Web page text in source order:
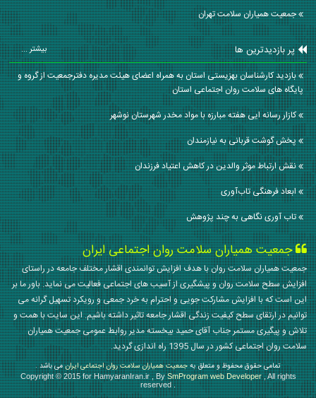
جمعیت همیاران سلامت تهران
پر بازدیدترین ها بیشتر ...
بازدید کارشناسان بهزیستی استان به همراه اعضای هیئت مدیره دفترجمعیت از گروه و
پایگاه های سلامت روان اجتماعی استان
کازار رسانه ایی هفته مبارزه با مواد مخدر شهرستان نوشهر
پخش گوشت قربانی به نیازمندان
نقش ارتباط موثر والدین در کاهش اعتیاد فرزندان
ابعاد فرهنگی تاب‌آوری
تاب آوری نگاهی به چند پژوهش
جمعیت همیاران سلامت روان اجتماعی ایران
جمعیت همیاران سلامت روان با هدف افزایش توانمندی اقشار مختلف جامعه در راستای
افزایش سطح سلامت روان و پیشگیری از آسیب های اجتماعی فعالیت می نماید. باور ما بر
این است که با افزایش مشارکت جویی و احترام به خرد جمعی و رویکرد تسهیل گرانه می
توانیم در ارتقای سطح کیفیت زندگی اقشار جامعه تاثیر داشته باشیم. این سایت با همت و
تلاش و پیگیری مستمر جناب آقای حمید بیخسته مدیر روابط عمومی جمعیت همیاران
سلامت روان اجتماعی کشور در سال 1395 راه اندازی گردید.
تمامی حقوق محفوظ و متعلق بهجمعیت همیاران سلامت روان اجتماعی ایرانمی باشد .
Copyright © 2015 for HamyaranIran.ir , BySmProgram web Developer, All rights
reserved .